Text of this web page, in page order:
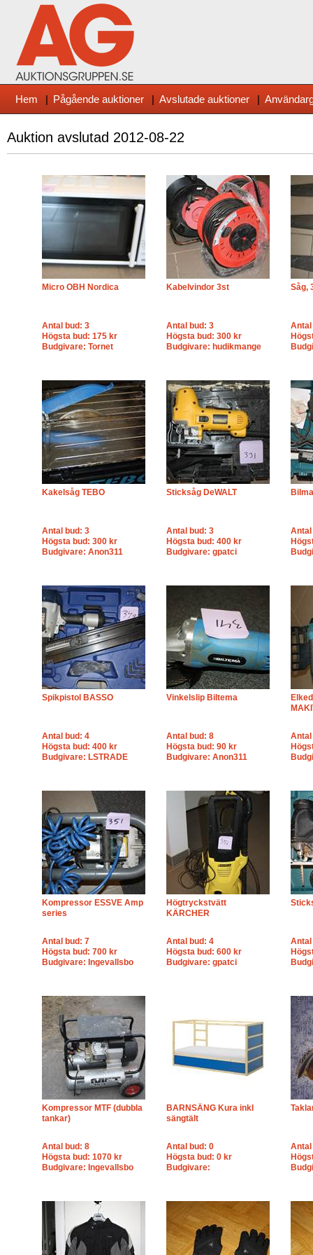
Hem | Pågående auktioner | Avslutade auktioner |
Auktion avslutad 2012-08-22
Micro OBH Nordica
Antal bud: 3
Högsta bud: 175 kr
Budgivare: Tornet
Kabelvindor 3st
Antal bud: 3
Högsta bud: 300 kr
Budgivare: hudikmange
Såg,
Antal
Kakelsåg TEBO
Antal bud: 3
Högsta bud: 300 kr
Budgivare: Anon311
Sticksåg DeWALT
Antal bud: 3
Högsta bud: 400 kr
Budgivare: gpatci
Antal
Spikpistol BASSO
Antal bud: 4
Högsta bud: 400 kr
Budgivare: LSTRADE
Vinkelslip Biltema
Antal bud: 8
Högsta bud: 90 kr
Budgivare: Anon311
Antal
Kompressor ESSVE Amp
series
Antal bud: 7
Högsta bud: 700 kr
Budgivare: Ingevallsbo
Högtryckstvätt
KÄRCHER
Antal bud: 4
Högsta bud: 600 kr
Budgivare: gpatci
Antal
Kompressor MTF (dubbla
tankar)
Antal bud: 8
Högsta bud: 1070 kr
Budgivare: Ingevallsbo
BARNSÄNG Kura inkl
sängtält
Antal bud: 0
Högsta bud: 0 kr
Budgivare:
Antal